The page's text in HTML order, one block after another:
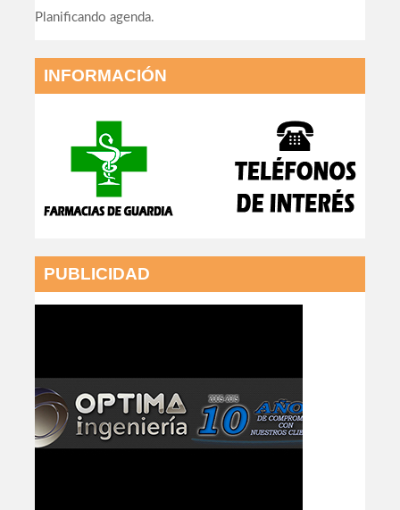
Planificando agenda.
INFORMACIÓN
PUBLICIDAD